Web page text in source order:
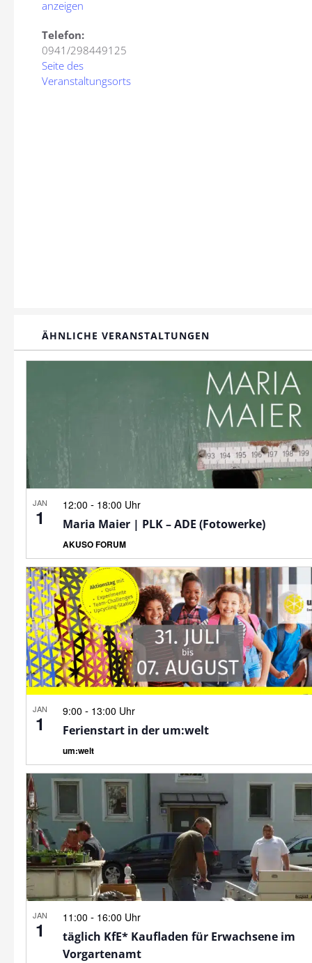
anzeigen
Telefon:
0941/298449125
Seite des
Veranstaltungsorts
ÄHNLICHE VERANSTALTUNGEN
JAN
1
12:00 - 18:00 Uhr
Maria Maier | PLK – ADE (Fotowerke)
AKUSO FORUM
JAN
1
9:00 - 13:00 Uhr
Ferienstart in der um:welt
um:welt
JAN
1
11:00 - 16:00 Uhr
täglich KfE* Kaufladen für Erwachsene im
Vorgartenamt